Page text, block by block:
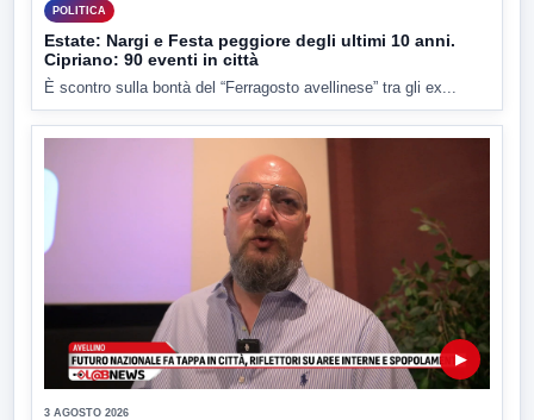
POLITICA
Estate: Nargi e Festa peggiore degli ultimi 10 anni.
Cipriano: 90 eventi in città
È scontro sulla bontà del “Ferragosto avellinese” tra gli ex...
▶
3 AGOSTO 2026